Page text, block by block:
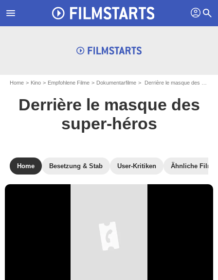
menu profil search
Home Kino Empfohlene Filme Dokumentarfilme Derrière le masque des super-héros
Derrière le masque des
super-héros
Home Besetzung & Stab User-Kritiken Ähnliche Filme